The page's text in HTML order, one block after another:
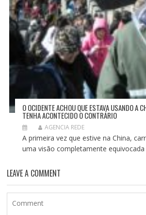
O OCIDENTE ACHOU QUE ESTAVA USANDO A
TENHA ACONTECIDO O CONTRÁRIO
AGENCIA REDE
A primeira vez que estive na China,
uma visão completamente equivocada
LEAVE A COMMENT